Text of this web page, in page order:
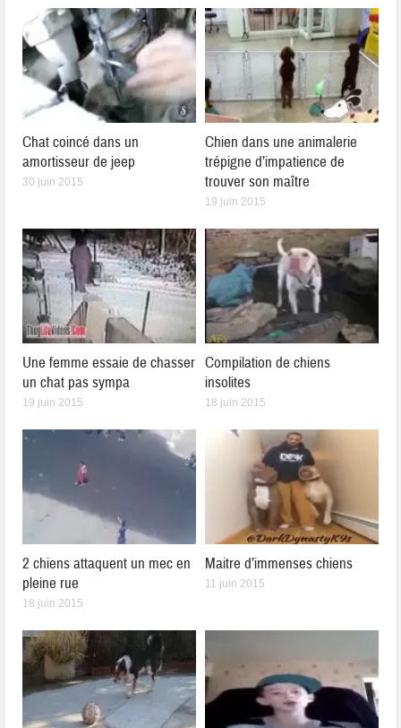
Chat coincé dans un
amortisseur de jeep
30 juin 2015
Chien dans une animalerie
trépigne d’impatience de
trouver son maître
19 juin 2015
Une femme essaie de chasser
un chat pas sympa
19 juin 2015
Compilation de chiens
insolites
18 juin 2015
2 chiens attaquent un mec en
pleine rue
18 juin 2015
Maitre d’immenses chiens
11 juin 2015